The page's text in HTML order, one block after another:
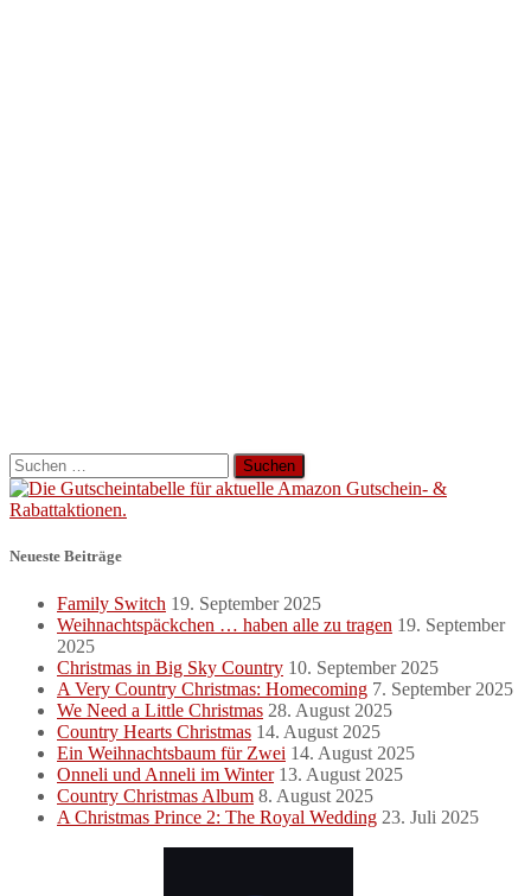
Suchen
nach:
Neueste Beiträge
Family Switch 19. September 2025
Weihnachtspäckchen … haben alle zu tragen 19. September
2025
Christmas in Big Sky Country 10. September 2025
A Very Country Christmas: Homecoming 7. September 2025
We Need a Little Christmas 28. August 2025
Country Hearts Christmas 14. August 2025
Ein Weihnachtsbaum für Zwei 14. August 2025
Onneli und Anneli im Winter 13. August 2025
Country Christmas Album 8. August 2025
A Christmas Prince 2: The Royal Wedding 23. Juli 2025